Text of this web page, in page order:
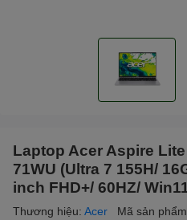
Laptop Acer Aspire
71WU (Ultra 7 155H/
inch FHD+/ 60HZ/
Thương hiệu: Acer Mã sản